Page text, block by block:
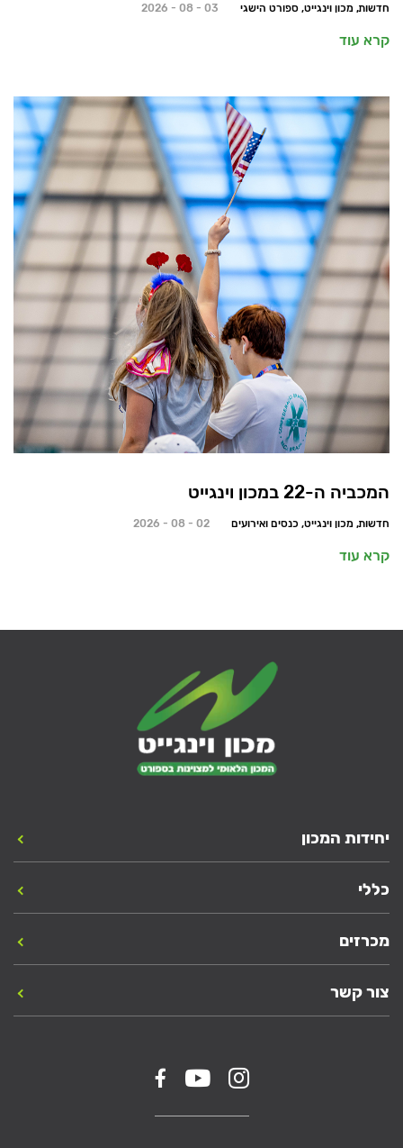
חדשות, מכון וינגייט, ספורט הישגי 03 - 08 - 2026
קרא עוד
המכביה ה-22 במכון וינגייט
חדשות, מכון וינגייט, כנסים ואירועים 02 - 08 - 2026
קרא עוד
יחידות המכון
כללי
מכרזים
צור קשר